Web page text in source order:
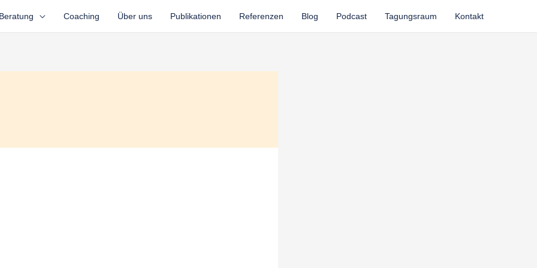
Beratung Coaching Über uns Publikationen Referenzen Blog Podcast Tagungsraum Kontakt